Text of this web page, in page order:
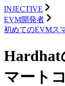
INJECTIVE
EVM開発者
初めてのEVMス
Hardhat
マート